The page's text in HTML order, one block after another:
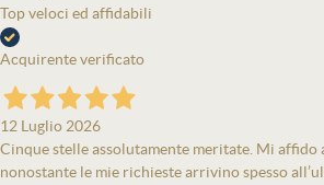
Top veloci ed affidabili
Acquirente verificato
12 Luglio 2026
Cinque stelle assolutamente meritate. Mi affido
nonostante le mie richieste arrivino spesso